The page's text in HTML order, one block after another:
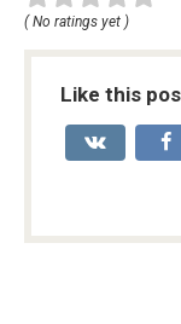
( No ratings yet )
Like this